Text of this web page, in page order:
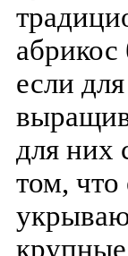
если
для них
том, что